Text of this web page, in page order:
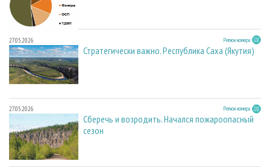
27.05.2026 Регион номера
Стратегически важно. Республика Саха (Якутия)
27.05.2026 Регион номера
Сберечь и возродить. Начался пожароопасный
сезон